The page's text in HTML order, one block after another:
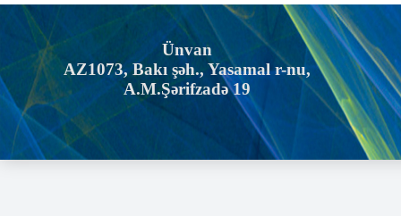
Ünvan
AZ1073, Bakı şəh., Yasamal r-nu,
A.M.Şərifzadə 19